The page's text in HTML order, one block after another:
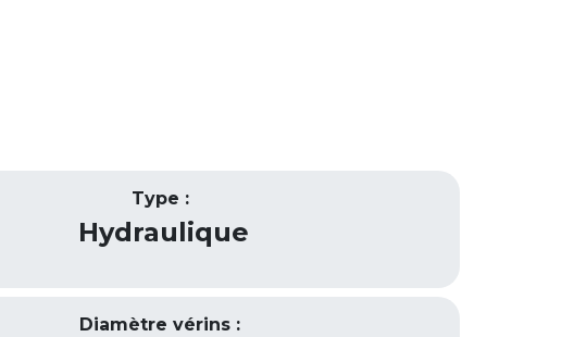
Type :
Hydraulique
Diamètre vérins :